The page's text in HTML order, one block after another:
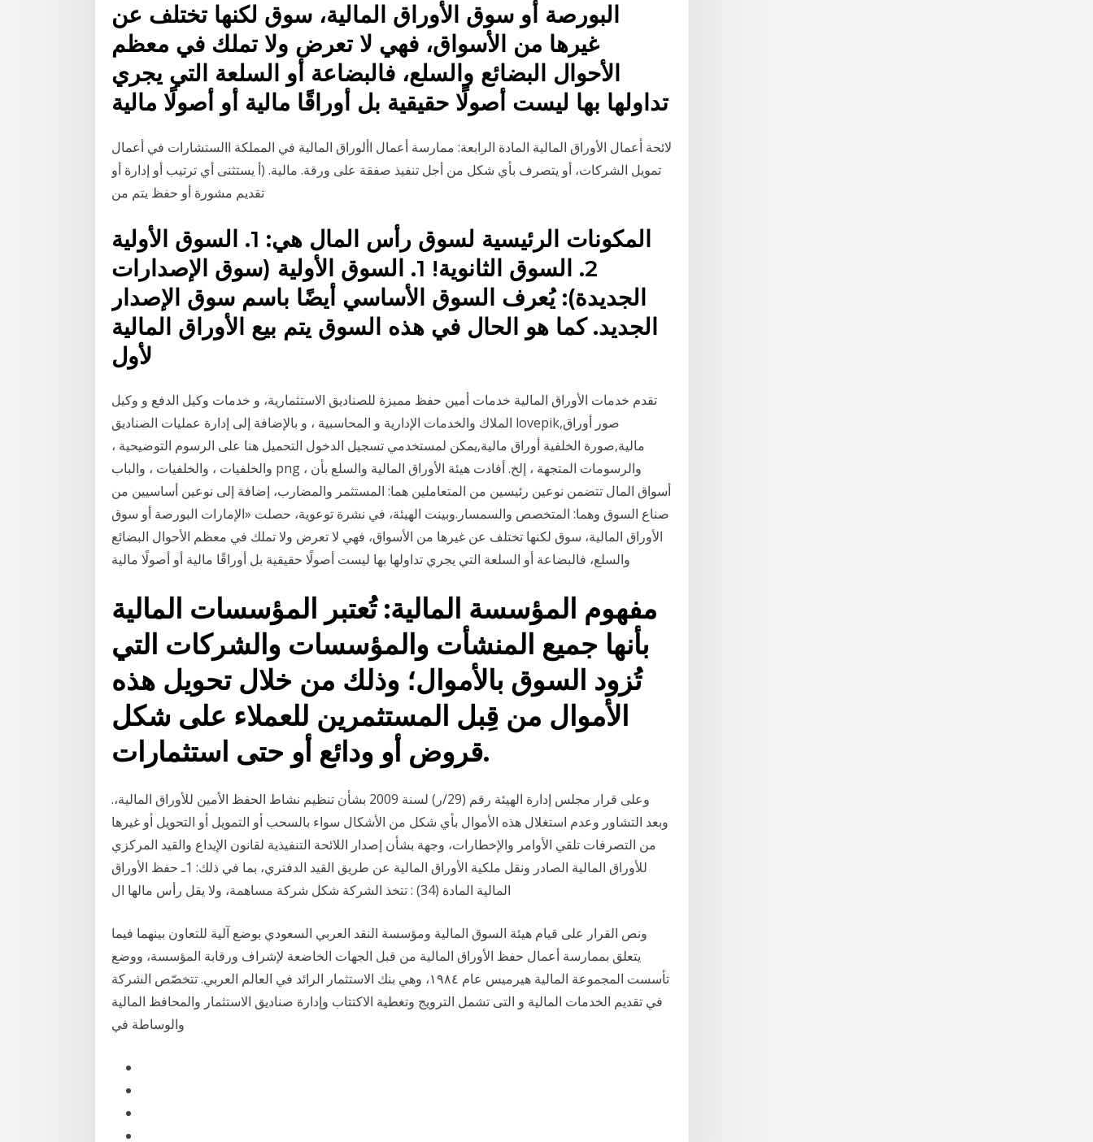
البورصة أو سوق الأوراق المالية، سوق لكنها تختلف عن
غيرها من الأسواق، فهي لا تعرض ولا تملك في معظم
الأحوال البضائع والسلع، فالبضاعة أو السلعة التي يجري
تداولها بها ليست أصولًا حقيقية بل أوراقًا مالية أو أصولًا مالية
ﻻﺋﺤﺔ ﺃﻋﻤﺎﻝ ﺍﻷﻭﺭﺍﻕ ﺍﻟﻤﺎﻟﻴﺔ المادة الرابعة: ممارسة أعمال األوراق المالية في المملكة االستشارات في أعمال
تمويل الشركات، أو يتصرف بأي شكل من أجل تنفيذ صفقة على ورقة. مالية. (أ يستثنى أي ترتيب أو إدارة أو
تقديم مشورة أو حفظ يتم من
المكونات الرئيسية لسوق رأس المال هي: 1. السوق الأولية
2. السوق الثانوية! 1. السوق الأولية (سوق الإصدارات
الجديدة): يُعرف السوق الأساسي أيضًا باسم سوق الإصدار
الجديد. كما هو الحال في هذه السوق يتم بيع الأوراق المالية
لأول
تقدم خدمات الأوراق المالية خدمات أمين حفظ مميزة للصناديق الاستثمارية، و خدمات وكيل الدفع و وكيل
الملاك والخدمات الإدارية و المحاسبية ، و بالإضافة إلى إدارة عمليات الصناديق lovepik,صور أوراق
مالية,صورة الخلفية أوراق مالية,يمكن لمستخدمي تسجيل الدخول التحميل هنا على الرسوم التوضيحية ،
والخلفيات ، والخلفيات ، والباب png ، والرسومات المتجهة ، إلخ. أفادت هيئة الأوراق المالية والسلع بأن
أسواق المال تتضمن نوعين رئيسين من المتعاملين هما: المستثمر والمضارب، إضافة إلى نوعين أساسيين من
صناع السوق وهما: المتخصص والسمسار.وبينت الهيئة، في نشرة توعوية، حصلت «الإمارات البورصة أو سوق
الأوراق المالية، سوق لكنها تختلف عن غيرها من الأسواق، فهي لا تعرض ولا تملك في معظم الأحوال البضائع
والسلع، فالبضاعة أو السلعة التي يجري تداولها بها ليست أصولًا حقيقية بل أوراقًا مالية أو أصولًا مالية
مفهوم المؤسسة المالية: تُعتبر المؤسسات المالية
بأنها جميع المنشأت والمؤسسات والشركات التي
تُزود السوق بالأموال؛ وذلك من خلال تحويل هذه
الأموال من قِبل المستثمرين للعملاء على شكل
قروض أو ودائع أو حتى استثمارات.
ﻭﻋﻠﻰ ﻗﺮﺍﺭ ﻣﺠﻠﺲ ﺇﺩﺍﺭﺓ ﺍﻟﻬﻴﺌﺔ ﺭﻗﻢ (29/ﺭ) ﻟﺴﻨﺔ 2009 ﺑﺸﺄﻥ ﺗﻨﻈﻴﻢ ﻧﺸﺎﻁ ﺍﻟﺤﻔﻆ ﺍﻷﻣﻴﻦ ﻟﻸﻭﺭﺍﻕ ﺍﻟﻤﺎﻟﻴﺔ،.
ﻭﺑﻌﺪ ﺍﻟﺘﺸﺎﻭﺭ ﻭﻋﺪﻡ ﺍﺳﺘﻐﻼﻝ ﻫﺬﻩ ﺍﻷﻣﻮﺍﻝ ﺑﺄﻱ ﺷﻜﻞ ﻣﻦ ﺍﻷﺷﻜﺎﻝ ﺳﻮﺍﺀ ﺑﺎﻟﺴﺤﺐ ﺃﻭ ﺍﻟﺘﻤﻮﻳﻞ ﺃﻭ ﺍﻟﺘﺤﻮﻳﻞ ﺃﻭ ﻏﻴﺮﻫﺎ
ﻣﻦ ﺍﻟﺘﺼﺮﻓﺎﺕ ﺗﻠﻘﻲ ﺍﻷﻭﺍﻣﺮ ﻭﺍﻹﺧﻄﺎﺭﺍﺕ، ﻭﺟﻬﺔ بشأن إصدار اللائحة التنفيذية لقانون الإيداع والقيد المركزي
للأوراق المالية الصادر ونقل ملكية الأوراق المالية عن طريق القيد الدفتري، بما في ذلك: 1ـ حفظ الأوراق
المالية المادة (34) : تتخذ الشركة شكل شركة مساهمة، ولا يقل رأس مالها ال
ونص القرار على قيام هيئة السوق المالية ومؤسسة النقد العربي السعودي بوضع آلية للتعاون بينهما فيما
يتعلق بممارسة أعمال حفظ الأوراق المالية من قبل الجهات الخاضعة لإشراف ورقابة المؤسسة، ووضع
تأسست المجموعة المالية هيرميس عام ١٩٨٤، وهي بنك الاستثمار الرائد في العالم العربي. تتخصّص الشركة
في تقديم الخدمات المالية و التى تشمل الترويج وتغطية الاكتتاب وإدارة صناديق الاستثمار والمحافظ المالية
والوساطة في